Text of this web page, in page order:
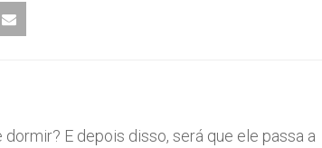
E depois disso, será que ele passa a